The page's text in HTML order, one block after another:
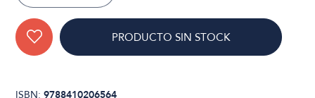
PRODUCTO SIN STOCK
ISBN:9788410206564